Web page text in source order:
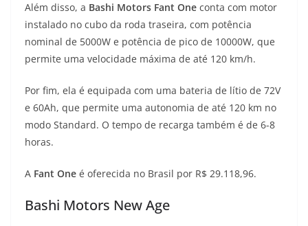
Além disso, a Bashi Motors Fant One conta com motor
instalado no cubo da roda traseira, com potência
nominal de 5000W e potência de pico de 10000W, que
permite uma velocidade máxima de até 120 km/h.
Por fim, ela é equipada com uma bateria de lítio de 72V
e 60Ah, que permite uma autonomia de até 120 km no
modo Standard. O tempo de recarga também é de 6-8
horas.
A Fant One é oferecida no Brasil por R$ 29.118,96.
Bashi Motors New Age